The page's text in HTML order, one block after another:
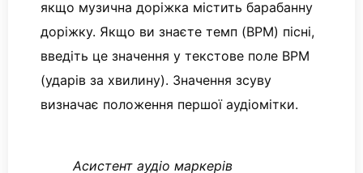
якщо музична доріжка містить барабанну
доріжку. Якщо ви знаєте темп (BPM) пісні,
введіть це значення у текстове поле BPM
(ударів за хвилину). Значення зсуву
визначає положення першої аудіомітки.
Асистент аудіо маркерів